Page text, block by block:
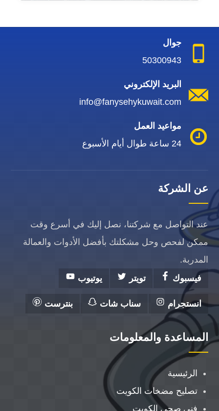
جوال
50300943
البريد الإلكتروني
info@fanysehykuwait.com
مواعيد العمل
24 ساعة طوال أيام الأسبوع
عن الشركة
عند التواصل مع شركتنا، نصل إليك في أسرع وقت
ممكن لفحص وحل مشكلتك بأفضل الأدوات والعمالة
المدربة.
فيسبوك
تويتر يوتيوب
انستجرام سناب شات بنترست
المساعدة والمعلومات
الرئيسية
تصليح مضخات الكويت
فني صحي الكويت